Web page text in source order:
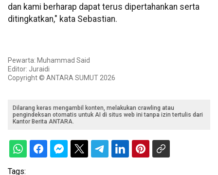
dan kami berharap dapat terus dipertahankan serta
ditingkatkan," kata Sebastian.
Pewarta: Muhammad Said
Editor: Juraidi
Copyright © ANTARA SUMUT 2026
Dilarang keras mengambil konten, melakukan crawling atau
pengindeksan otomatis untuk AI di situs web ini tanpa izin tertulis dari
Kantor Berita ANTARA.
Tags: